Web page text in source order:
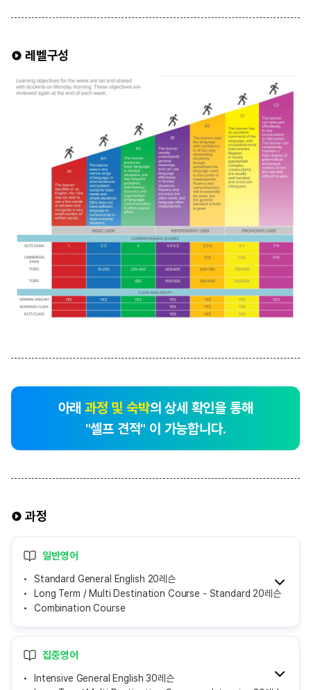
레벨구성
아래 과정 및 숙박의 상세 확인을 통해
"셀프 견적" 이 가능합니다.
과정
일반영어
Standard General English 20레슨
Long Term / Multi Destination Course - Standard 20레슨
Combination Course
집중영어
Intensive General English 30레슨